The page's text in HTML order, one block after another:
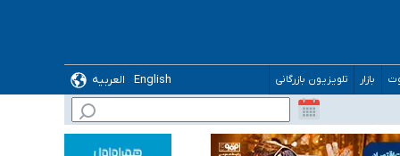
بازار تلویزیون بازرگانی English
العربیه